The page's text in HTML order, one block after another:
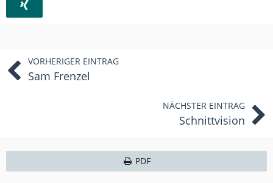
VORHERIGER EINTRAG
Sam Frenzel
NÄCHSTER EINTRAG
Schnittvision
PDF